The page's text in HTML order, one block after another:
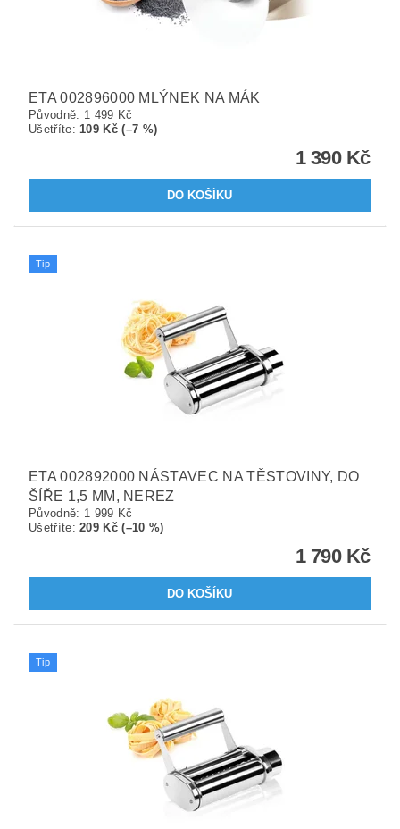
ETA 002896000 MLÝNEK NA MÁK
Původně: 1 499 Kč
Ušetříte:109 Kč (–7 %)
1 390 Kč
Tip
ETA 002892000 NÁSTAVEC NA TĚSTOVINY, DO
ŠÍŘE 1,5 MM, NEREZ
Původně: 1 999 Kč
Ušetříte:209 Kč (–10 %)
1 790 Kč
Tip